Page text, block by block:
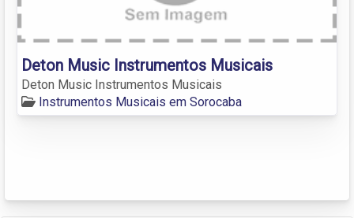
Deton Music Instrumentos Musicais
Deton Music Instrumentos Musicais
Instrumentos Musicais em Sorocaba